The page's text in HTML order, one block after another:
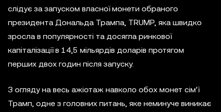
слідує за запуском власної монети обраного
президента Дональда Трампа, TRUMP, яка швидко
зросла в популярності та досягла ринкової
капіталізації в 14,5 мільярдів доларів протягом
перших двох годин після запуску.
З огляду на весь ажіотаж навколо обох монет сім'ї
Трамп, одне з головних питань, яке неминуче виникає